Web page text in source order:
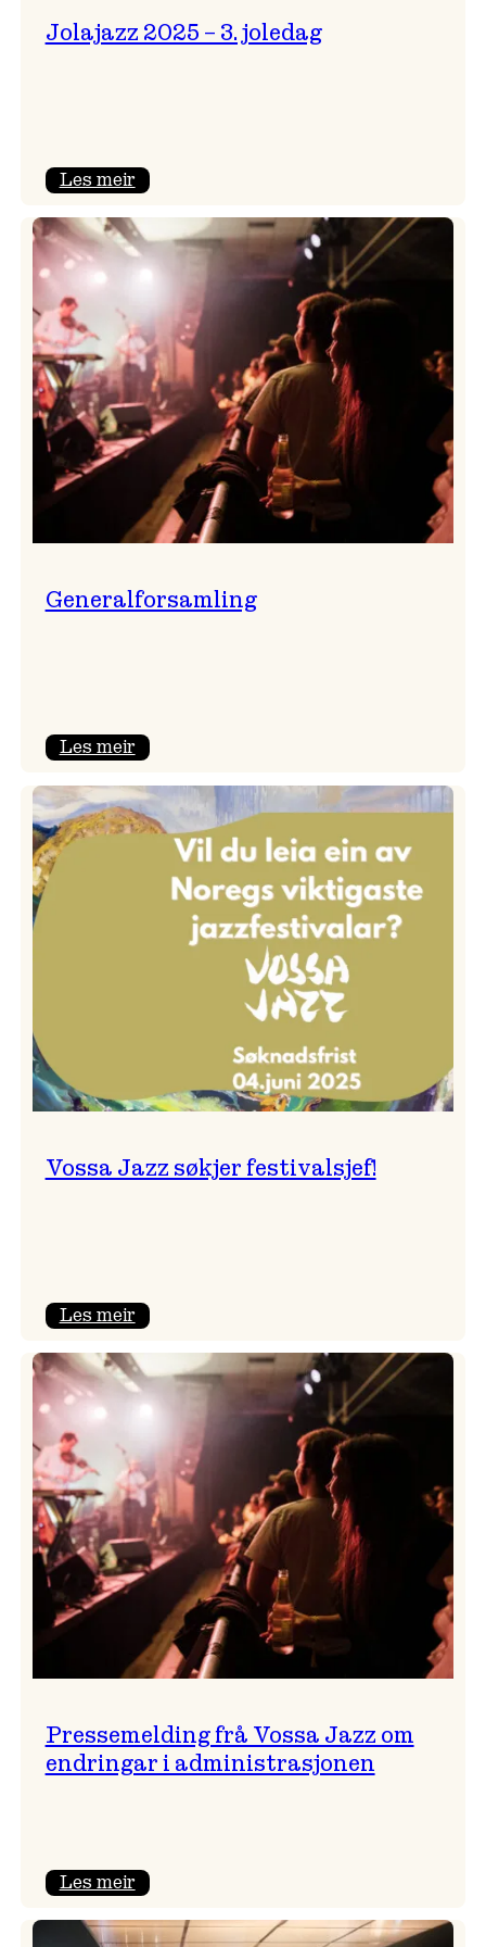
Jolajazz 2025 – 3. joledag
Les meir:
2025
–
joledag
Generalforsamling
Les meir:
Vossa Jazz søkjer festivalsjef!
Les meir:
Jazz
søkjer
Pressemelding frå Vossa Jazz om
endringar i administrasjonen
Les meir:
frå